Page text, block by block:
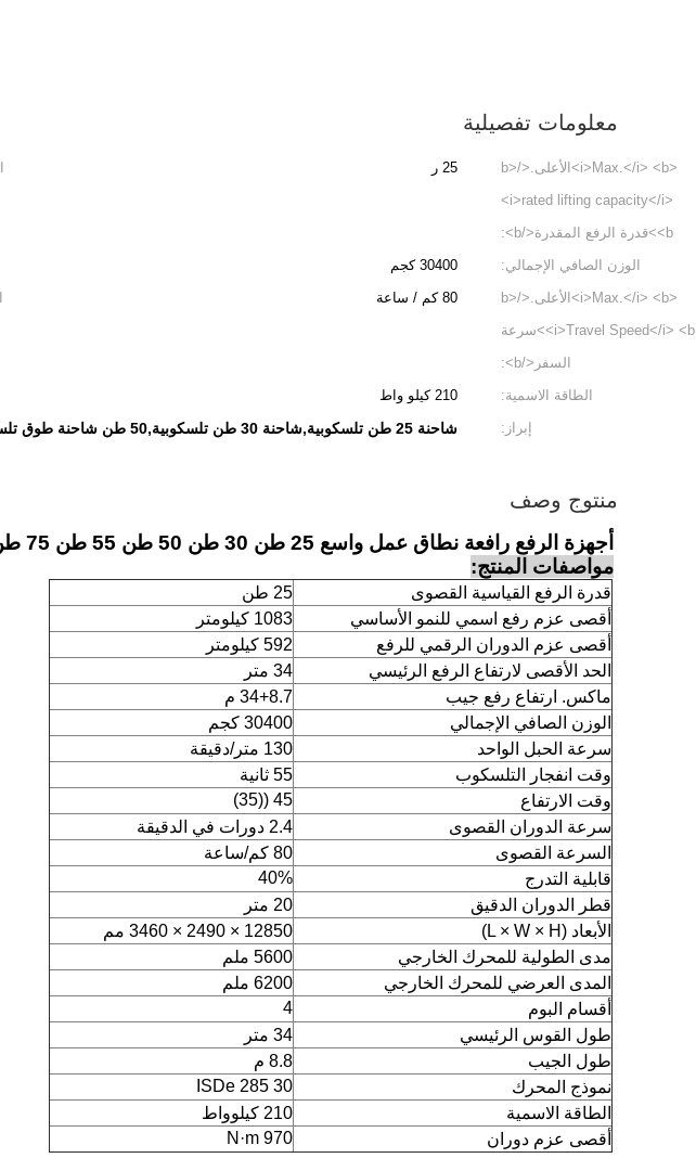
معلومات تفصيلية
<i>Max.</i> <b>الأعلى.</b>
<i>rated lifting capacity</i>
<b>قدرة الرفع المقدرة</b>:
25 ر
الوزن الصافي الإجمالي: 30400 كجم
<i>Max.</i> <b>الأعلى.</b>
<i>Travel Speed</i> <b>سرعة
السفر</b>:
80 كم / ساعة
الطاقة الاسمية:
210 كيلو واط
إبراز:
شاحنة 25 طن تلسكوبية,شاحنة 30 طن تلسكوبية,50 طن شاحنة طوق تلسكوبية
منتوج وصف
أجهزة الرفع رافعة نطاق عمل واسع 25 طن 30 طن 50 طن 55 طن 75 طن آلة بناء
مواصفات المنتج:
قدرة الرفع القياسية القصوى
25 طن
أقصى عزم رفع اسمي للنمو الأساسي
1083 كيلومتر
أقصى عزم الدوران الرقمي للرفع
592 كيلومتر
الحد الأقصى لارتفاع الرفع الرئيسي
34 متر
ماكس. ارتفاع رفع جيب
34+8.7 م
الوزن الصافي الإجمالي
30400 كجم
سرعة الحبل الواحد
130 متر/دقيقة
وقت انفجار التلسكوب
55 ثانية
وقت الارتفاع
45 ((35)
سرعة الدوران القصوى
2.4 دورات في الدقيقة
السرعة القصوى
80 كم/ساعة
قابلية التدرج
40%
قطر الدوران الدقيق
20 متر
الأبعاد (L × W × H)
12850 × 2490 × 3460 مم
مدى الطولية للمحرك الخارجي
5600 ملم
المدى العرضي للمحرك الخارجي
6200 ملم
أقسام البوم
4
طول القوس الرئيسي
34 متر
طول الجيب
8.8 م
نموذج المحرك
ISDe 285 30
الطاقة الاسمية
210 كيلوواط
أقصى عزم دوران
970 N·m